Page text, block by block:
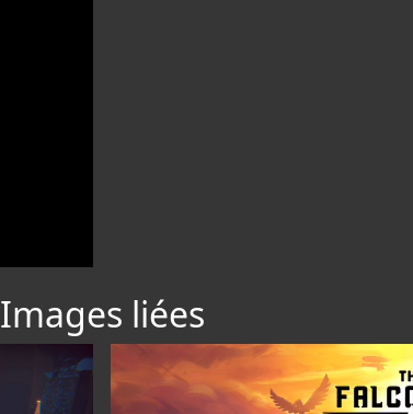
Images liées